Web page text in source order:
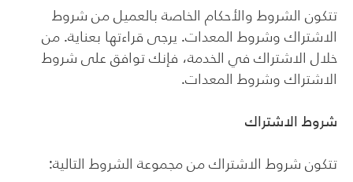
تتكون الشروط والأحكام الخاصة بالعميل من شروط
الاشتراك وشروط المعدات. يرجى قراءتها بعناية. من
خلال الاشتراك في الخدمة، فإنك توافق على شروط
الاشتراك وشروط المعدات.
شروط الاشتراك
تتكون شروط الاشتراك من مجموعة الشروط التالية: